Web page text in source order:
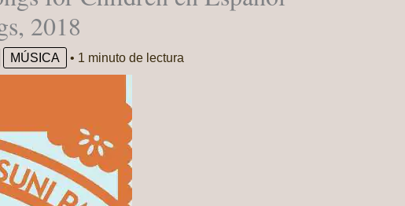
2018
MÚSICA • 1 minuto de lectura